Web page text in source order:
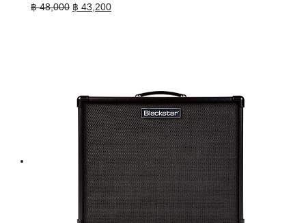
฿48,000 Original
฿ 43,200Current